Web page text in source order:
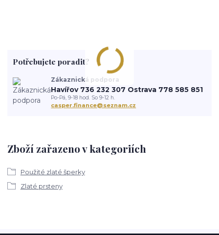
Zboží zařazeno v kategoriích
Použité zlaté šperky
Zlaté prsteny
Potřebujete poradit?
Zákaznická podpora
Havířov 736 232 307 Ostrava 778 585 851
Po-Pá, 9-18 hod. So 9-12 h.
casper.finance@seznam.cz